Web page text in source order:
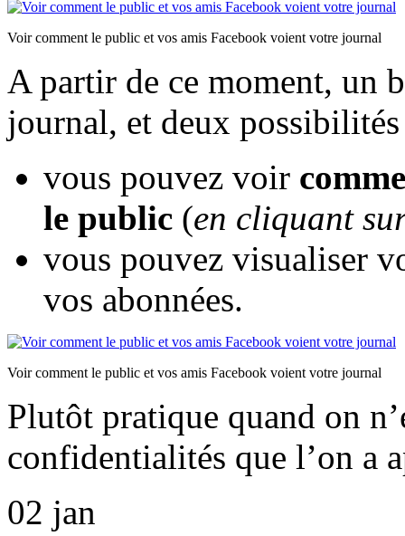
Voir comment le public et vos amis Facebook voient votre journal
A partir de ce moment, un
journal, et deux
vous pouvez voir
le public (en cliquant
vous pouvez visualiser
vos abonnées.
Voir comment le public et vos amis Facebook voient votre journal
Plutôt pratique quand on
confidentialités que l’on a
02 jan